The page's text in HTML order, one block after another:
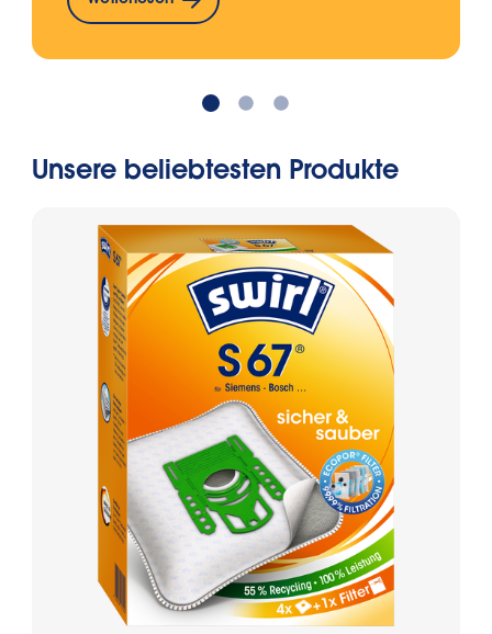
Unsere beliebtesten Produkte